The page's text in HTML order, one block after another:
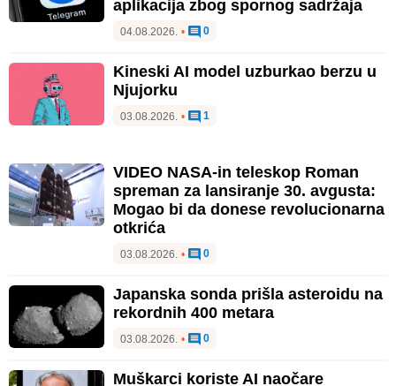
aplikacija zbog spornog sadržaja
04.08.2026. • 0
Kineski AI model uzburkao berzu u
Njujorku
03.08.2026. • 1
VIDEO NASA-in teleskop Roman
spreman za lansiranje 30. avgusta:
Mogao bi da donese revolucionarna
otkrića
03.08.2026. • 0
Japanska sonda prišla asteroidu na
rekordnih 400 metara
03.08.2026. • 0
Muškarci koriste AI naočare